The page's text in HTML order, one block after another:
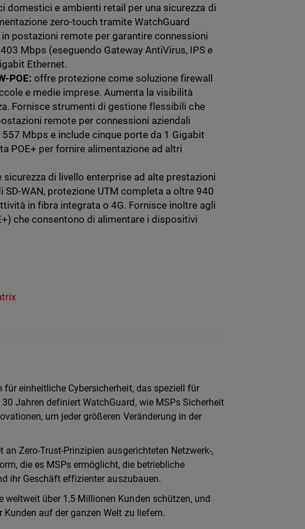
e ambienti retail per una sicurezza di
zero-touch tramite WatchGuard
postazioni remote per garantire connessioni
Mbps (eseguendo Gateway AntiVirus, IPS e
Ethernet.
POE: offre protezione come soluzione firewall
e medie imprese. Aumenta la visibilità
Fornisce strumenti di gestione flessibili che
remote per connessioni aziendali
Mbps e include cinque porte da 1 Gigabit
POE+ per fornire alimentazione ad altri
sicurezza di livello enterprise ad alte prestazioni
WAN, protezione UTM completa a oltre 940
in fibra integrata o 4G. Fornisce inoltre agli
che consentono di alimentare i dispositivi
einheitliche Cybersicherheit, das speziell für
Jahren definiert WatchGuard, wie MSPs Sicherheit
um jeder größeren Veränderung in der
Zero-Trust-Prinzipien ausgerichteten Netzwerk-,
die es MSPs ermöglicht, die betriebliche
ihr Geschäft effizienter auszubauen.
über 1,5 Millionen Kunden schützen, und
auf der ganzen Welt zu liefern.